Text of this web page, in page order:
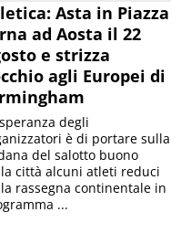
Asta in Piazza
ad Aosta il 22
e strizza
agli Europei di
degli
è di portare sulla
del salotto buono
città alcuni atleti reduci
rassegna continentale in
...